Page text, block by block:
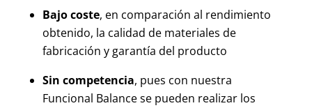
Bajo coste, en comparación al rendimiento
obtenido, la calidad de materiales de
fabricación y garantía del producto
Sin competencia, pues con nuestra
Funcional Balance se pueden realizar los